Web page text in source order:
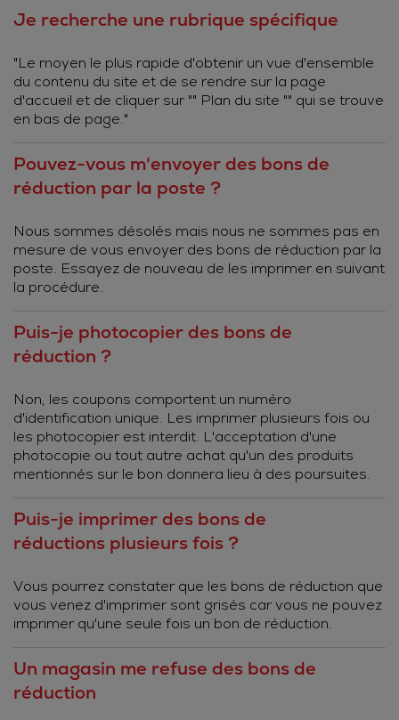
Je recherche une rubrique spécifique
"Le moyen le plus rapide d'obtenir un vue d'ensemble
du contenu du site et de se rendre sur la page
d'accueil et de cliquer sur "" Plan du site "" qui se trouve
en bas de page."
Pouvez-vous m'envoyer des bons de
réduction par la poste ?
Nous sommes désolés mais nous ne sommes pas en
mesure de vous envoyer des bons de réduction par la
poste. Essayez de nouveau de les imprimer en suivant
la procédure.
Puis-je photocopier des bons de
réduction ?
Non, les coupons comportent un numéro
d'identification unique. Les imprimer plusieurs fois ou
les photocopier est interdit. L'acceptation d'une
photocopie ou tout autre achat qu'un des produits
mentionnés sur le bon donnera lieu à des poursuites.
Puis-je imprimer des bons de
réductions plusieurs fois ?
Vous pourrez constater que les bons de réduction que
vous venez d'imprimer sont grisés car vous ne pouvez
imprimer qu'une seule fois un bon de réduction.
Un magasin me refuse des bons de
réduction